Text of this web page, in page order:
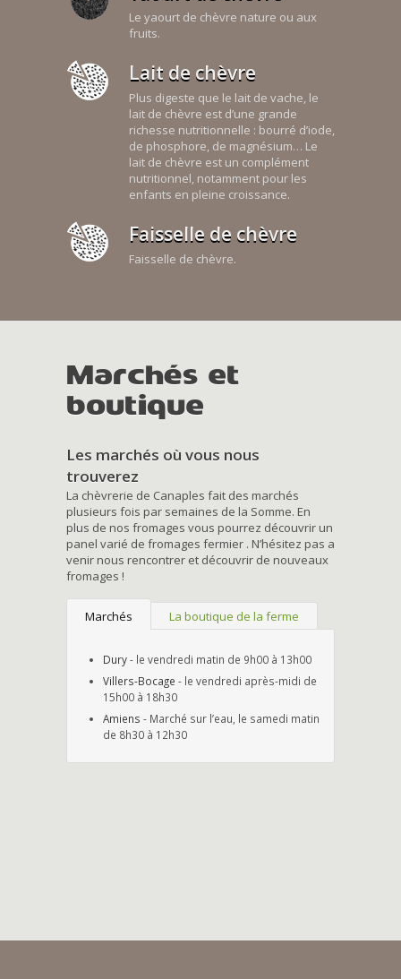
Le yaourt de chèvre nature ou aux
fruits.
Lait de chèvre
Plus digeste que le lait de vache, le
lait de chèvre est d’une grande
richesse nutritionnelle : bourré d’iode,
de phosphore, de magnésium… Le
lait de chèvre est un complément
nutritionnel, notamment pour les
enfants en pleine croissance.
Faisselle de chèvre
Faisselle de chèvre.
Marchés et
boutique
Les marchés où vous nous
trouverez
La chèvrerie de Canaples fait des marchés
plusieurs fois par semaines de la Somme. En
plus de nos fromages vous pourrez découvrir un
panel varié de fromages fermier . N’hésitez pas a
venir nous rencontrer et découvrir de nouveaux
fromages !
Marchés La boutique de la ferme
Dury- le vendredi matin de 9h00 à 13h00
Villers-Bocage - le vendredi après-midi de
15h00 à 18h30
Amiens - Marché sur l’eau, le samedi matin
de 8h30 à 12h30